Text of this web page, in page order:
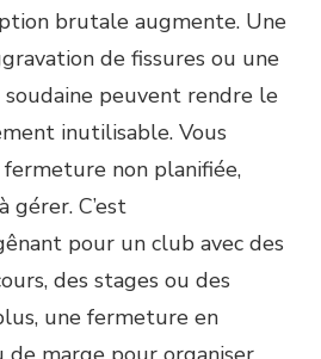
brutale augmente. Une
de fissures ou une
soudaine peuvent rendre le
inutilisable. Vous
fermeture non planifiée,
gérer. C’est
pour un club avec des
des stages ou des
une fermeture en